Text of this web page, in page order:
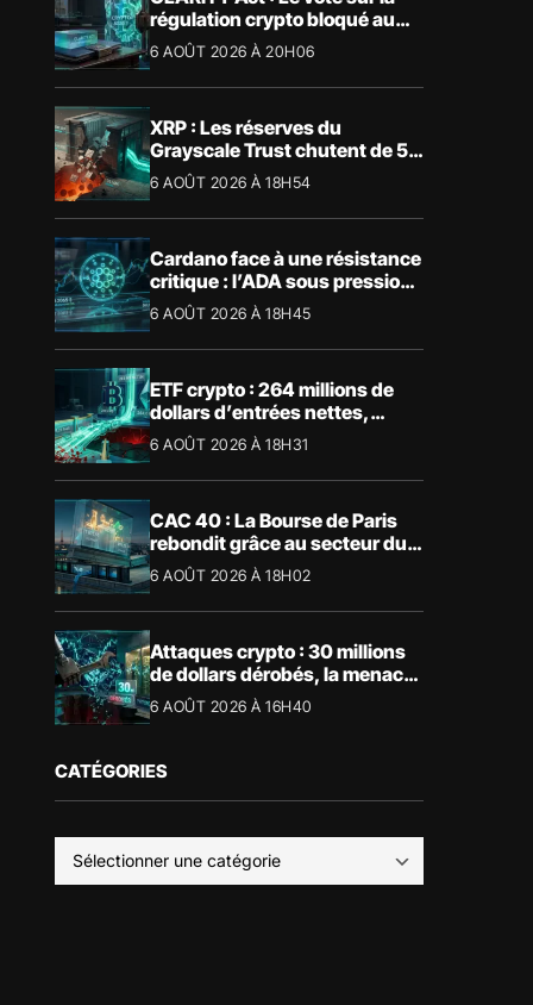
régulation crypto bloqué au
Sénat américain
6 AOÛT 2026 À 20H06
XRP : Les réserves du
Grayscale Trust chutent de 55
% suite aux rachats
6 AOÛT 2026 À 18H54
Cardano face à une résistance
critique : l’ADA sous pression
technique
6 AOÛT 2026 À 18H45
ETF crypto : 264 millions de
dollars d’entrées nettes,
Bitcoin et Ethereum dominent
6 AOÛT 2026 À 18H31
CAC 40 : La Bourse de Paris
rebondit grâce au secteur du
luxe
6 AOÛT 2026 À 18H02
Attaques crypto : 30 millions
de dollars dérobés, la menace
devient physique
6 AOÛT 2026 À 16H40
CATÉGORIES